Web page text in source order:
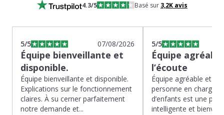
4.3/5 Basé sur 3,2Kavis
5/5 07/08/2026
Équipe bienveillante et
disponible.
Équipe bienveillante et disponible.
Explications sur le fonctionnement
claires. À su cerner parfaitement
notre demande et...
5/5
Équipe
l’écoute
Équipe agréable et à
personne en charge
d’enfants est une
intelligente et